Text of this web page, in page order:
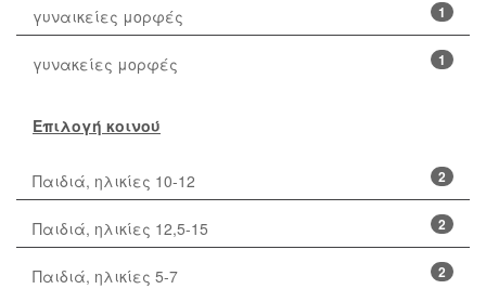
1
γυναικείες μορφές
1
γυνακείες μορφές
Επιλογή κοινού
2
Παιδιά, ηλικίες 10-12
2
Παιδιά, ηλικίες 12,5-15
2
Παιδιά, ηλικίες 5-7